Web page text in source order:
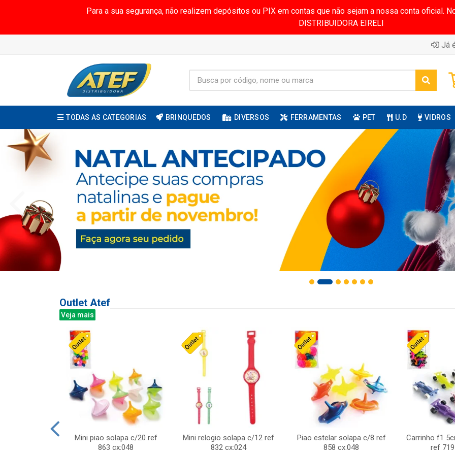
Para a sua segurança, não realizem depósitos ou PIX em contas que não sejam a nossa conta oficial.
DISTRIBUIDORA EIRELI
Já
TODAS AS CATEGORIAS BRINQUEDOS DIVERSOS FERRAMENTAS PET U.D VIDROS
Outlet Atef
Veja mais
Mini piao solapa c/20 ref
863 cx:048
Mini relogio solapa c/12 ref
832 cx:024
Piao estelar solapa c/8 ref
858 cx:048
Carrinho f1
ref